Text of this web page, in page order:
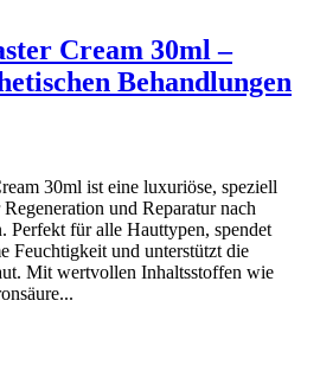
Cream 30ml –
Behandlungen
30ml ist eine luxuriöse, speziell
und Reparatur nach
Perfekt für alle Hauttypen, spendet
Feuchtigkeit und unterstützt die
Mit wertvollen Inhaltsstoffen wie